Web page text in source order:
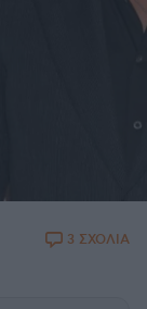
3 ΣΧΟΛΙΑ